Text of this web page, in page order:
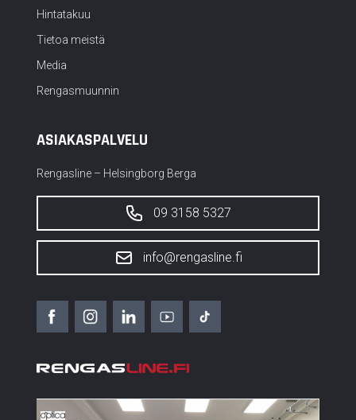
Hintatakuu
Tietoa meistä
Media
Rengasmuunnin
ASIAKASPALVELU
Rengasline – Helsingborg Berga
09 3158 5327
info@rengasline.fi